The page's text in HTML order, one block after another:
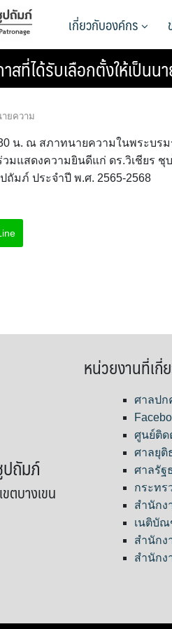
เกี่ยวกับองค์กร
สที่ได้รับเลือกตั้งให้เป็นน
ยความ
น. ณ สภาทนายความในพระบ
แสดงความยินดีแก่ ดร.วิเชียร ชุ
มภ์ ประจำปี พ.ศ. 2565-2568
ปถัมภ์
ตบางเขน
หน่วยงานที่เกี่
ศาลปก
ศูนย์ติด
ศาลยุติ
ศาลรัฐ
กระทร
สำนักง
เนติบั
สำนักง
สำนัก